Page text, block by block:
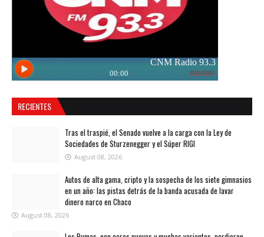
RECIENTES
Tras el traspié, el Senado vuelve a la carga con la Ley de
Sociedades de Sturzenegger y el Súper RIGI
August 08, 2026
Autos de alta gama, cripto y la sospecha de los siete gimnasios
en un año: las pistas detrás de la banda acusada de lavar
dinero narco en Chaco
August 08, 2026